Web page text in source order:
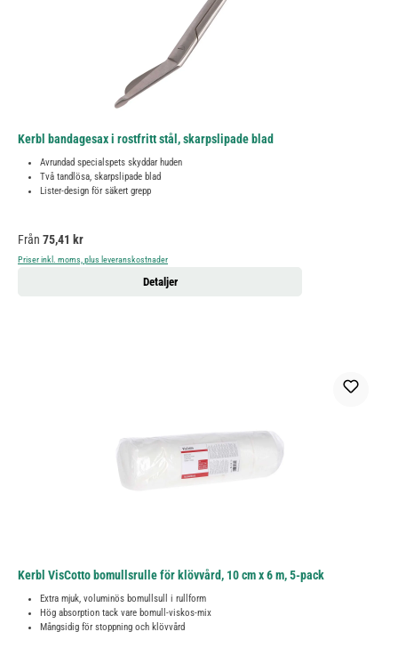
Kerbl bandagesax i rostfritt stål, skarpslipade blad
Avrundad specialspets skyddar huden
Två tandlösa, skarpslipade blad
Lister-design för säkert grepp
Ordinarie pris:
Från 75,41 kr
Priser inkl. moms, plus leveranskostnader
Detaljer
Kerbl VisCotto bomullsrulle för klövvård, 10 cm x 6 m, 5-pack
Extra mjuk, voluminös bomullsull i rullform
Hög absorption tack vare bomull-viskos-mix
Mångsidig för stoppning och klövvård